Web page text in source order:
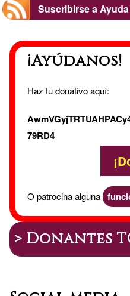
Suscribirse a
¡Ayúdanos!
Haz tu donativo aquí:
79RD4
O patrocina alguna
> Donantes